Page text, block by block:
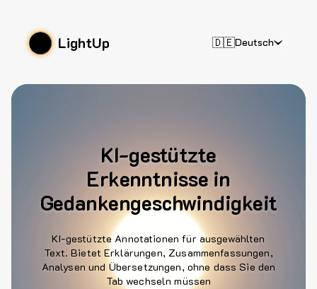
LightUp 🇩🇪Deutsch
KI-gestützte
Erkenntnisse in
Gedankengeschwindigkeit
KI-gestützte Annotationen für ausgewählten
Text. Bietet Erklärungen, Zusammenfassungen,
Analysen und Übersetzungen, ohne dass Sie den
Tab wechseln müssen